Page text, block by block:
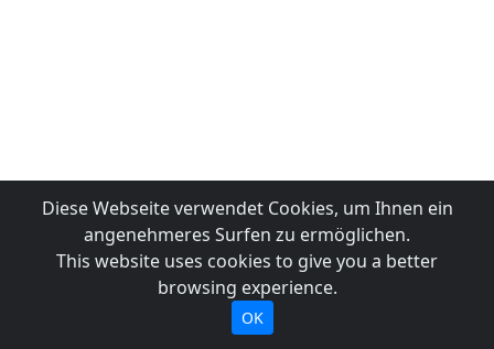
Diese Webseite verwendet Cookies, um Ihnen ein
angenehmeres Surfen zu ermöglichen.
This website uses cookies to give you a better
browsing experience.
OK